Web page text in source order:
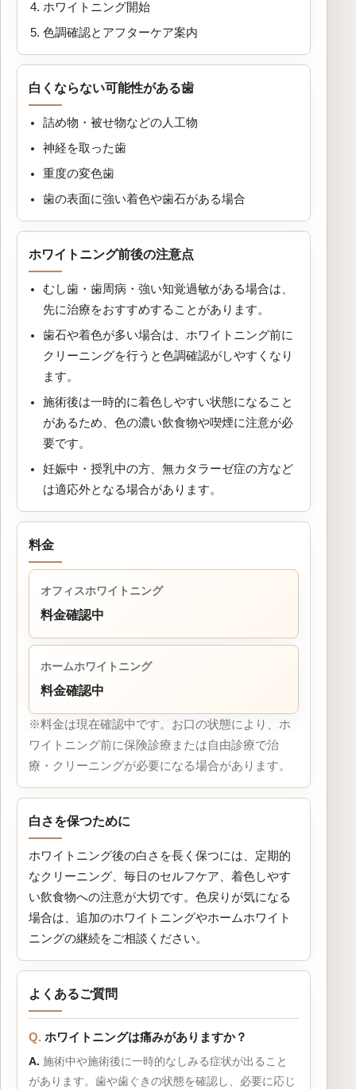
ホワイトニング開始
色調確認とアフターケア案内
白くならない可能性がある歯
詰め物・被せ物などの人工物
神経を取った歯
重度の変色歯
歯の表面に強い着色や歯石がある場合
ホワイトニング前後の注意点
むし歯・歯周病・強い知覚過敏がある場合は、
先に治療をおすすめすることがあります。
歯石や着色が多い場合は、ホワイトニング前に
クリーニングを行うと色調確認がしやすくなり
ます。
施術後は一時的に着色しやすい状態になること
があるため、色の濃い飲食物や喫煙に注意が必
要です。
妊娠中・授乳中の方、無カタラーゼ症の方など
は適応外となる場合があります。
料金
オフィスホワイトニング
料金確認中
ホームホワイトニング
料金確認中
※料金は現在確認中です。お口の状態により、ホ
ワイトニング前に保険診療または自由診療で治
療・クリーニングが必要になる場合があります。
白さを保つために
ホワイトニング後の白さを長く保つには、定期的
なクリーニング、毎日のセルフケア、着色しやす
い飲食物への注意が大切です。色戻りが気になる
場合は、追加のホワイトニングやホームホワイト
ニングの継続をご相談ください。
よくあるご質問
ホワイトニングは痛みがありますか？
施術中や施術後に一時的なしみる症状が出ること
があります。歯や歯ぐきの状態を確認し、必要に応じ